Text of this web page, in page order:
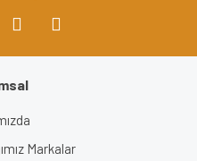
Markalar